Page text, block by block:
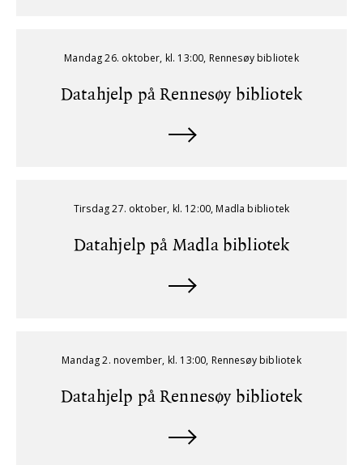
Mandag 26. oktober, kl. 13:00, Rennesøy bibliotek
Datahjelp på Rennesøy bibliotek
Tirsdag 27. oktober, kl. 12:00, Madla bibliotek
Datahjelp på Madla bibliotek
Mandag 2. november, kl. 13:00, Rennesøy bibliotek
Datahjelp på Rennesøy bibliotek